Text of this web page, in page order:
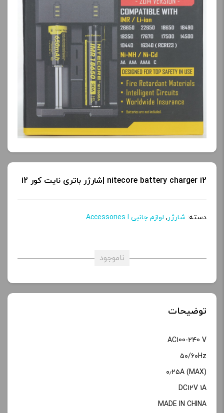
nitecore battery charger i2 |شارژر باتری نایت کور i2
دسته: شارژر, لوازم جانبی Accessories l
ناموجود
توضیحات
AC100-240 V
۵۰/۶۰Hz
(۰٫۲۵A (MAX
DC12V 1A
MADE IN CHINA